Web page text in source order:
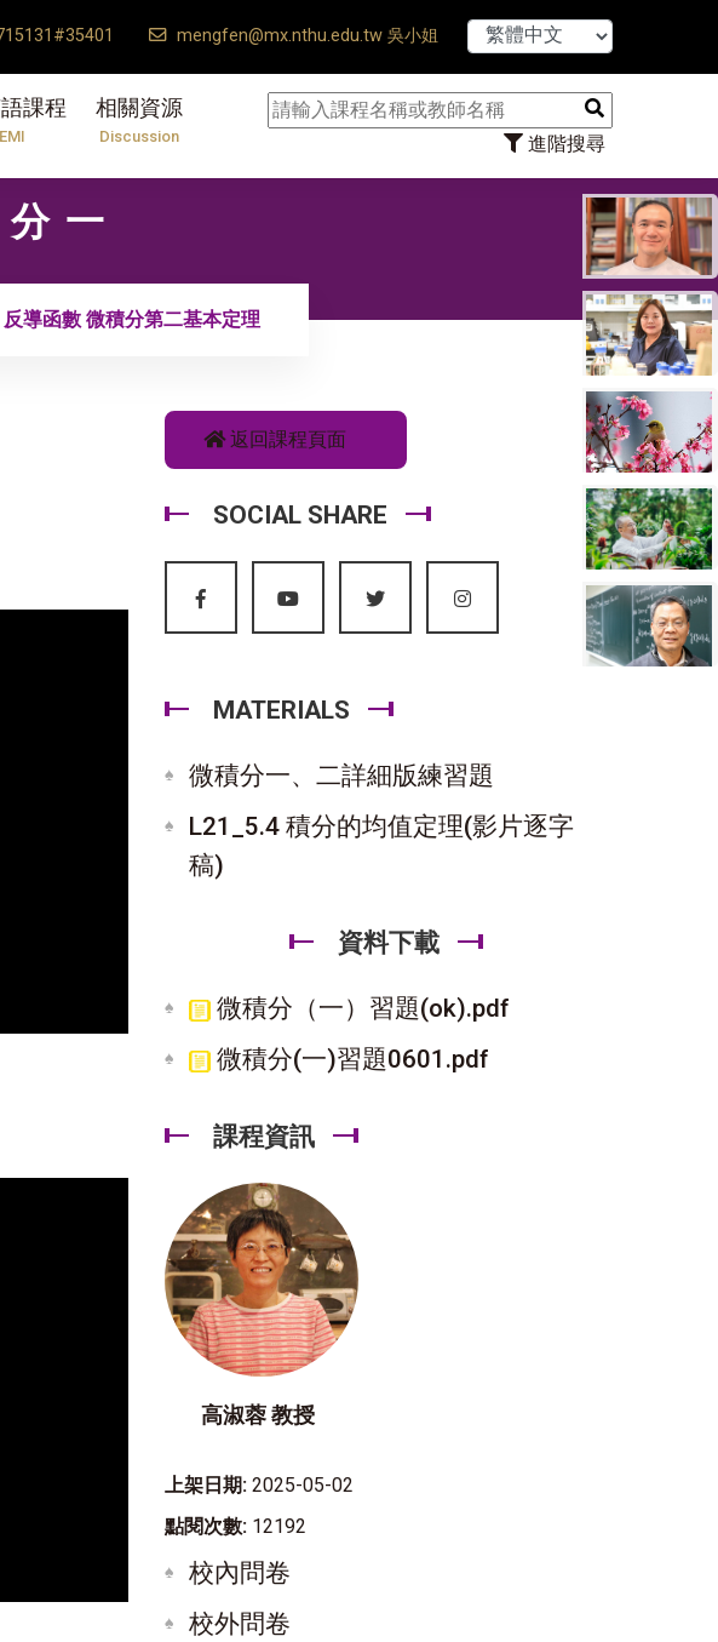
mengfen@mx.nthu.edu.tw 吳小姐
課程
EMI
相關資源
Discussion 進階搜尋
【7/31】114
一
導函數 微積分第二基本定理
返回課程頁面
SOCIAL SHARE
MATERIALS
微積分一、二詳細版練習題
L21_5.4 積分的均值定理(影片逐字
稿)
資料下載
微積分（一）習題(ok).pdf
微積分(一)習題0601.pdf
課程資訊
高淑蓉 教授
上架日期: 2025-05-02
點閱次數: 12192
校內問卷
校外問卷